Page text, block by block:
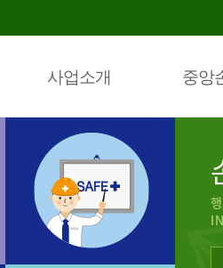
사업소개 중앙